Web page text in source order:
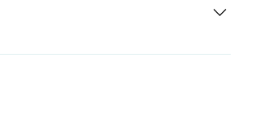
Each individual piece comes with a 5-